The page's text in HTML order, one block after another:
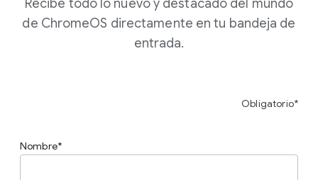
Recibe todo lo nuevo y destacado del mundo
de ChromeOS directamente en tu bandeja de
entrada.
Obligatorio*
Nombre